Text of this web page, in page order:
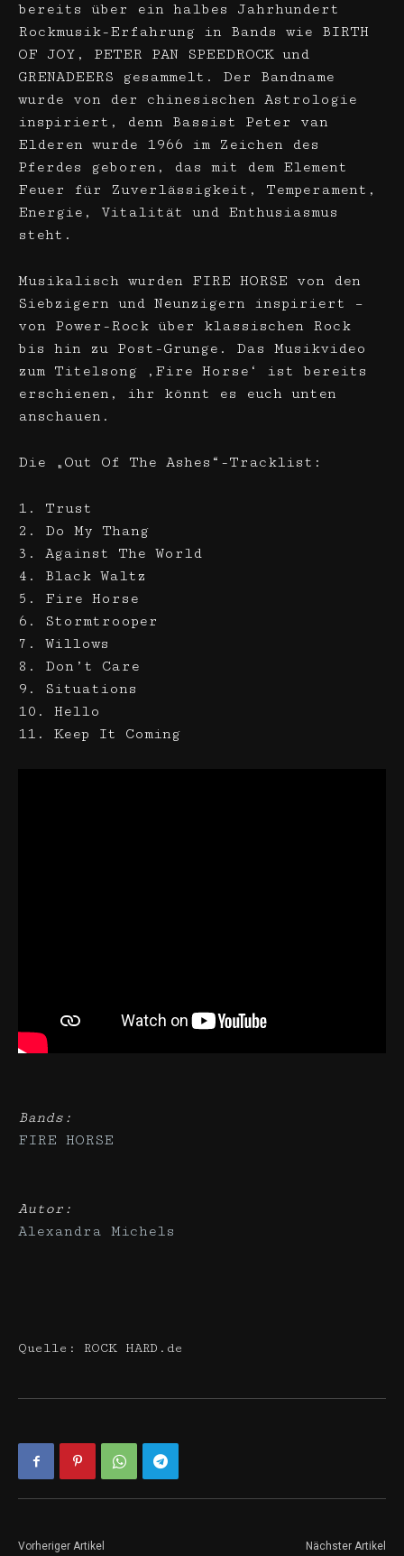
bereits über ein halbes Jahrhundert
Rockmusik-Erfahrung in Bands wie BIRTH
OF JOY, PETER PAN SPEEDROCK und
GRENADEERS gesammelt. Der Bandname
wurde von der chinesischen Astrologie
inspiriert, denn Bassist Peter van
Elderen wurde 1966 im Zeichen des
Pferdes geboren, das mit dem Element
Feuer für Zuverlässigkeit, Temperament,
Energie, Vitalität und Enthusiasmus
steht.
Musikalisch wurden FIRE HORSE von den
Siebzigern und Neunzigern inspiriert –
von Power-Rock über klassischen Rock
bis hin zu Post-Grunge. Das Musikvideo
zum Titelsong ‚Fire Horse‘ ist bereits
erschienen, ihr könnt es euch unten
anschauen.
Die „Out Of The Ashes“-Tracklist:
1. Trust
2. Do My Thang
3. Against The World
4. Black Waltz
5. Fire Horse
6. Stormtrooper
7. Willows
8. Don’t Care
9. Situations
10. Hello
11. Keep It Coming
Bands:
FIRE HORSE
Autor:
Alexandra Michels
Quelle: ROCK HARD.de
Vorheriger Artikel Nächster Artikel